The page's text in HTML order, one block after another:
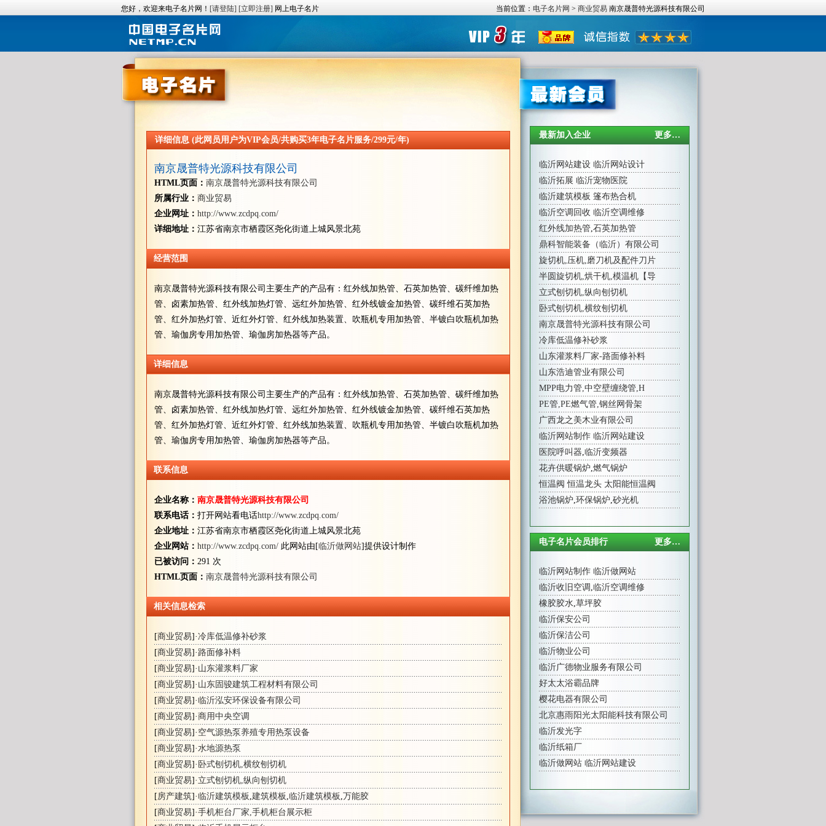
您好，欢迎来电子名片网！ [请登陆] [立即注册] 网上电子名片 当前位置： 电子名片网 > 商业贸易 南京晟普特光源科技有限公司
详细信息 (此网员用户为VIP会员/共购买3年电子名片服务/299元/年)
南京晟普特光源科技有限公司
HTML页面： 南京晟普特光源科技有限公司
所属行业： 商业贸易
企业网址： http://www.zcdpq.com/
详细地址： 江苏省南京市栖霞区尧化街道上城风景北苑
经营范围
南京晟普特光源科技有限公司主要生产的产品有：红外线加热管、石英加热管、碳纤维加热
管、卤素加热管、红外线加热灯管、远红外加热管、红外线镀金加热管、碳纤维石英加热
管、红外加热灯管、近红外灯管、红外线加热装置、吹瓶机专用加热管、半镀白吹瓶机加热
管、瑜伽房专用加热管、瑜伽房加热器等产品。
详细信息
南京晟普特光源科技有限公司主要生产的产品有：红外线加热管、石英加热管、碳纤维加热
管、卤素加热管、红外线加热灯管、远红外加热管、红外线镀金加热管、碳纤维石英加热
管、红外加热灯管、近红外灯管、红外线加热装置、吹瓶机专用加热管、半镀白吹瓶机加热
管、瑜伽房专用加热管、瑜伽房加热器等产品。
联系信息
企业名称： 南京晟普特光源科技有限公司
联系电话： 打开网站看电话http://www.zcdpq.com/
企业地址： 江苏省南京市栖霞区尧化街道上城风景北苑
企业网站： http://www.zcdpq.com/ 此网站由[临沂做网站]提供设计制作
已被访问： 291 次
HTML页面： 南京晟普特光源科技有限公司
相关信息检索
[商业贸易]·冷库低温修补砂浆
[商业贸易]· 路面修补料
[商业贸易]· 山东灌浆料厂家
[商业贸易]· 山东固骏建筑工程材料有限公司
[商业贸易]·临沂泓安环保设备有限公司
[商业贸易]·商用中央空调
[商业贸易]· 空气源热泵养殖专用热泵设备
[商业贸易]·水地源热泵
[商业贸易]· 卧式刨切机,横纹刨切机
[商业贸易]· 立式刨切机,纵向刨切机
[房产建筑]·临沂建筑模板 ,建筑模板 ,临沂建筑模板 ,万能胶
[商业贸易]·手机柜台厂家,手机柜台展示柜
最新加入企业 更多…
临沂网站建设 临沂网站设计
临沂拓展 临沂宠物医院
临沂建筑模板 篷布热合机
临沂空调回收 临沂空调维修
红外线加热管,石英加热管
鼎科智能装备（临沂）有限公司
旋切机,压机,磨刀机及配件刀片
半圆旋切机,烘干机,模温机【导
立式刨切机,纵向刨切机
卧式刨切机,横纹刨切机
南京晟普特光源科技有限公司
冷库低温修补砂浆
山东灌浆料厂家-路面修补料
山东浩迪管业有限公司
MPP电力管,中空壁缠绕管,H
PE管,PE燃气管,钢丝网骨架
广西龙之美木业有限公司
临沂网站制作 临沂网站建设
医院呼叫器,临沂变频器
花卉供暖锅炉,燃气锅炉
恒温阀 恒温龙头 太阳能恒温阀
浴池锅炉,环保锅炉,砂光机
电子名片会员排行 更多…
临沂网站制作 临沂做网站
临沂收旧空调 ,临沂空调维修
橡胶胶水,草坪胶
临沂保安公司
临沂保洁公司
临沂物业公司
临沂广德物业服务有限公司
好太太浴霸品牌
樱花电器有限公司
北京惠雨阳光太阳能科技有限公司
临沂发光字
临沂纸箱厂
临沂做网站 临沂网站建设